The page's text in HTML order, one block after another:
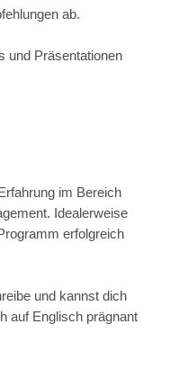
ab.
und Präsentationen
im Bereich
Idealerweise
erfolgreich
und kannst dich
auf Englisch prägnant